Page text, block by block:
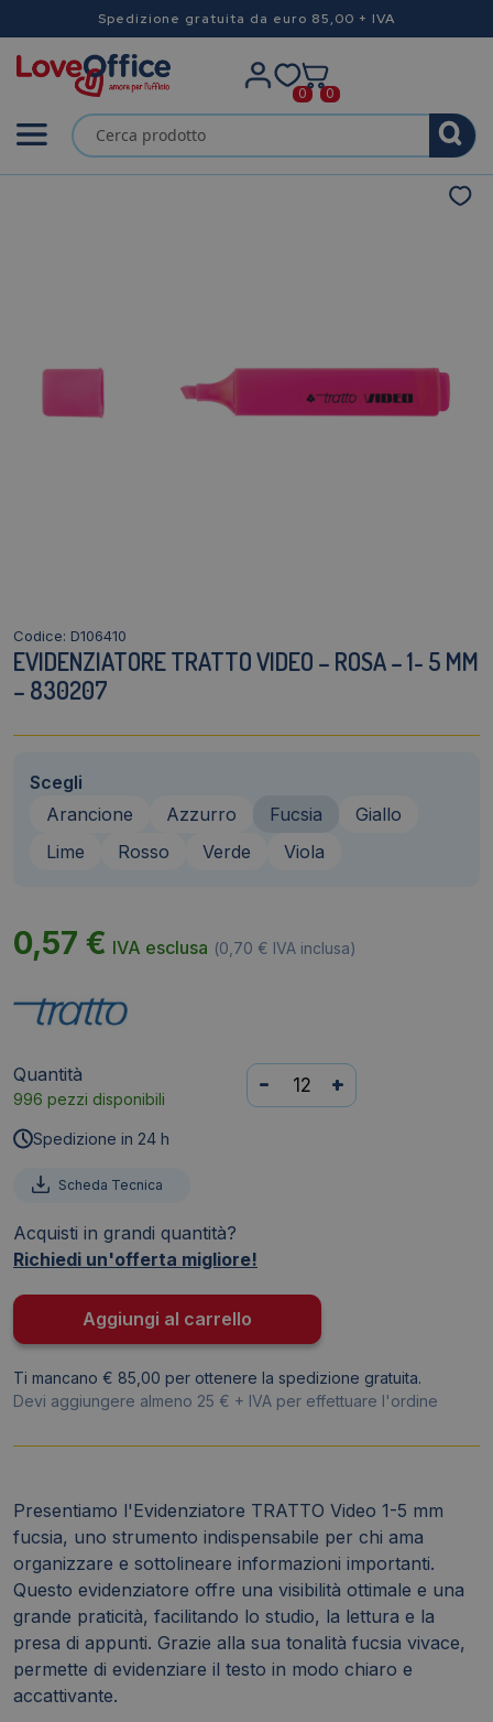
Spedizione gratuita da euro 85,00 + IVA
0 0
Codice: D106410
EVIDENZIATORE TRATTO VIDEO – ROSA – 1- 5 MM
– 830207
Scegli
Arancione
Azzurro Fucsia
Giallo
Lime
Rosso Verde Viola
0,57 € IVA esclusa (0,70 € IVA inclusa)
Quantità
996 pezzi disponibili
Evidenziatore
Tratto
5
-
830207
quantità
- +
Spedizione in 24 h
Scheda Tecnica
Acquisti in grandi quantità?
Richiedi un'offerta migliore!
Aggiungi al carrello
Ti mancano € 85,00 per ottenere la spedizione gratuita.
Devi aggiungere almeno 25 € + IVA per effettuare l'ordine
Presentiamo l'Evidenziatore TRATTO Video 1-5 mm
fucsia, uno strumento indispensabile per chi ama
organizzare e sottolineare informazioni importanti.
Questo evidenziatore offre una visibilità ottimale e una
grande praticità, facilitando lo studio, la lettura e la
presa di appunti. Grazie alla sua tonalità fucsia vivace,
permette di evidenziare il testo in modo chiaro e
accattivante.